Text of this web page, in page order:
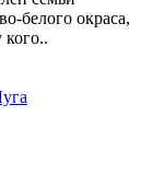
белого окраса,
кого..